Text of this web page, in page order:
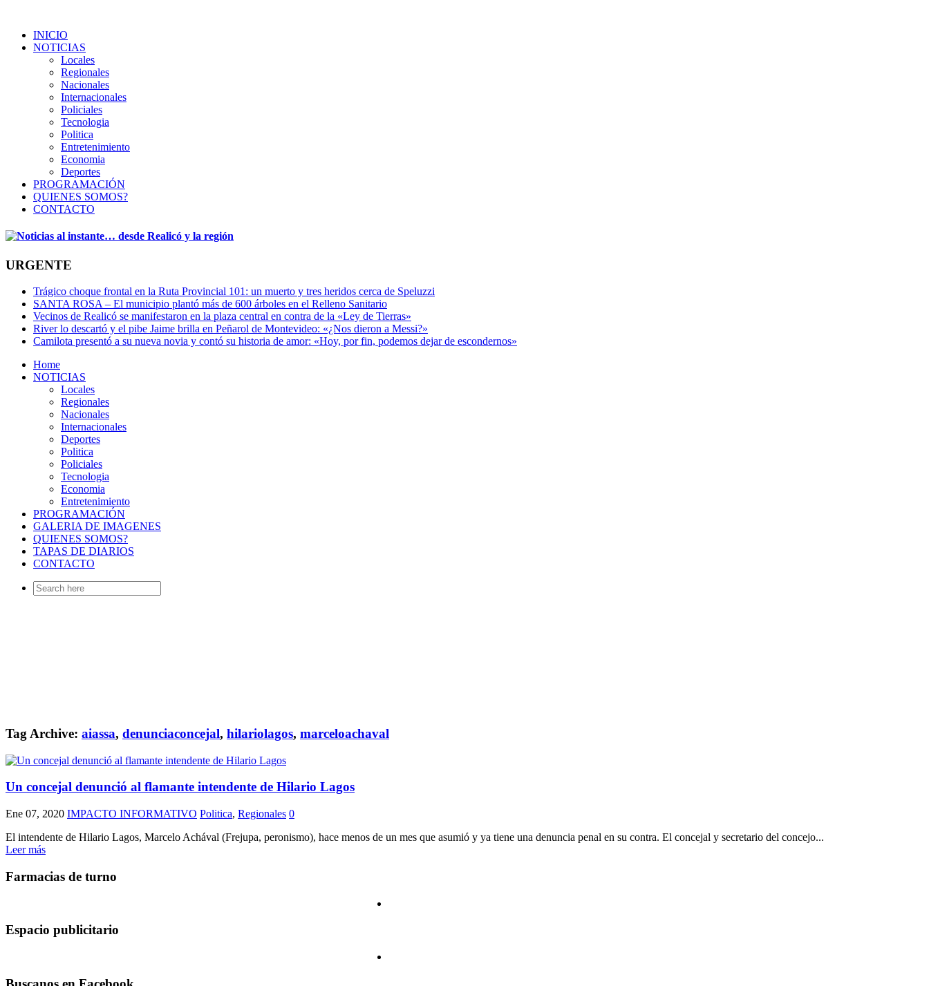
INICIO
NOTICIAS
Locales
Regionales
Nacionales
Internacionales
Policiales
Tecnologia
Politica
Entretenimiento
Economia
Deportes
PROGRAMACIÓN
QUIENES SOMOS?
CONTACTO
URGENTE
Trágico choque frontal en la Ruta Provincial 101: un muerto y tres heridos cerca de Speluzzi
SANTA ROSA – El municipio plantó más de 600 árboles en el Relleno Sanitario
Vecinos de Realicó se manifestaron en la plaza central en contra de la «Ley de Tierras»
River lo descartó y el pibe Jaime brilla en Peñarol de Montevideo: «¿Nos dieron a Messi?»
Camilota presentó a su nueva novia y contó su historia de amor: «Hoy, por fin, podemos dejar de escondernos»
Home
NOTICIAS
Locales
Regionales
Nacionales
Internacionales
Deportes
Politica
Policiales
Tecnologia
Economia
Entretenimiento
PROGRAMACIÓN
GALERIA DE IMAGENES
QUIENES SOMOS?
TAPAS DE DIARIOS
CONTACTO
Search
for:
Tag Archive: aiassa, denunciaconcejal, hilariolagos, marceloachaval
Un concejal denunció al flamante intendente de Hilario Lagos
Ene 07, 2020 IMPACTO INFORMATIVO Politica, Regionales 0
El intendente de Hilario Lagos, Marcelo Achával (Frejupa, peronismo), hace menos de un mes que asumió y ya tiene una denuncia penal en su contra. El concejal y secretario del concejo...
Leer más
Farmacias de turno
Espacio publicitario